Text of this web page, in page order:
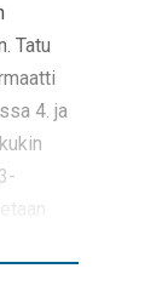
Tatu
4. ja